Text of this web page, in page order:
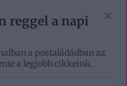
×
reggel a napi
a postaládádban az
a legjobb cikkeink.